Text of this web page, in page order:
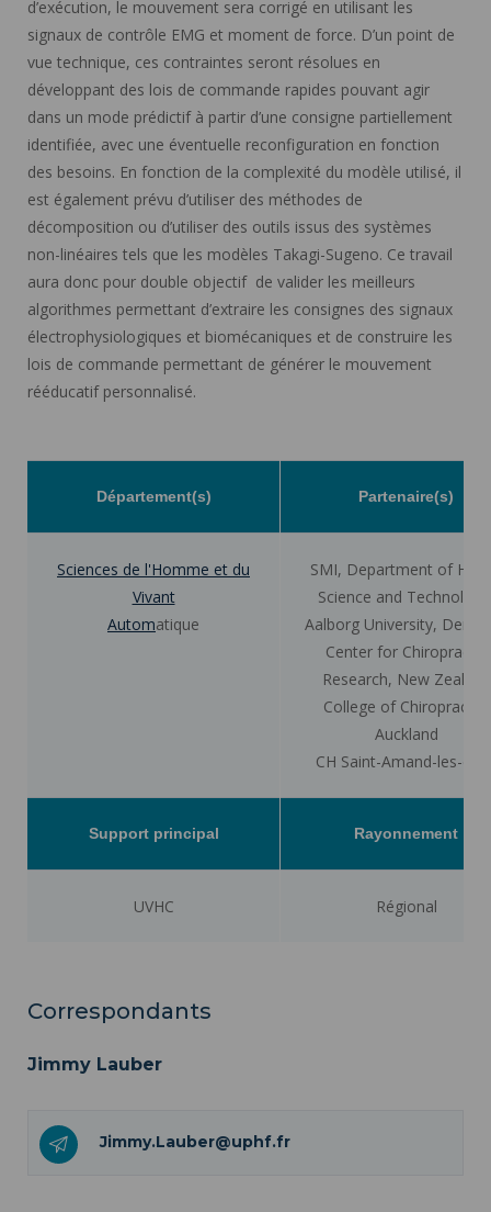
d’exécution, le mouvement sera corrigé en utilisant les
signaux de contrôle EMG et moment de force. D’un point de
vue technique, ces contraintes seront résolues en
développant des lois de commande rapides pouvant agir
dans un mode prédictif à partir d’une consigne partiellement
identifiée, avec une éventuelle reconfiguration en fonction
des besoins. En fonction de la complexité du modèle utilisé, il
est également prévu d’utiliser des méthodes de
décomposition ou d’utiliser des outils issus des systèmes
non-linéaires tels que les modèles Takagi-Sugeno. Ce travail
aura donc pour double objectif de valider les meilleurs
algorithmes permettant d’extraire les consignes des signaux
électrophysiologiques et biomécaniques et de construire les
lois de commande permettant de générer le mouvement
rééducatif personnalisé.
Département(s) Partenaire(s)
Sciences de l'Homme et du
Vivant
Automatique
SMI, Department of
Science and
Aalborg University,
Center for Chiropractic
Research, New Zealand
College of Chiropractic,
Auckland
CH Saint-Amand-les-
Support principal Rayonnement
UVHC Régional
Correspondants
Jimmy Lauber
Jimmy.Lauber@uphf.fr